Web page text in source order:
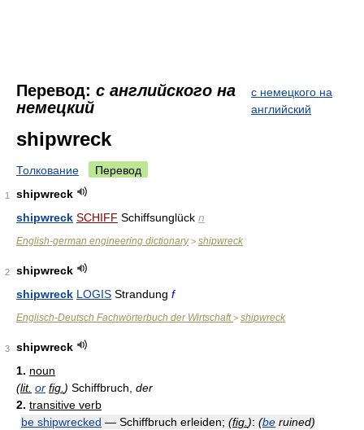
Перевод: с английского на
немецкий
с немецкого на
английский
shipwreck
Толкование Перевод
1
shipwreck
shipwreck SCHIFF Schiffsunglück n
English-german engineering dictionary> shipwreck
2
shipwreck
shipwreck LOGIS Strandung f
Englisch-Deutsch Fachwörterbuch der Wirtschaft> shipwreck
3
shipwreck
1. noun
(lit. or fig. ) Schiffbruch, der
2. transitive verb
be shipwrecked — Schiffbruch erleiden; (fig. ): (be ruined)